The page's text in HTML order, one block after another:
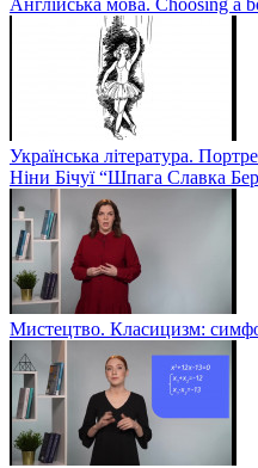
Українська література.
Ніни Бічуї “Шпага Славка
Мистецтво. Класицизм: